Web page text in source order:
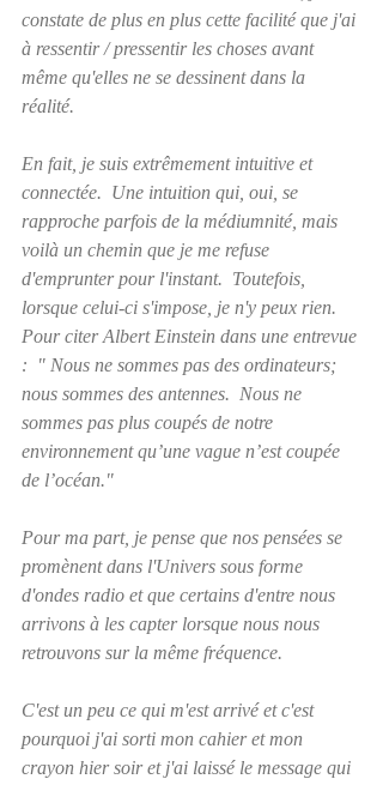
constate de plus en plus cette facilité que j'ai
à ressentir / pressentir les choses avant
même qu'elles ne se dessinent dans la
réalité.
En fait, je suis extrêmement intuitive et
connectée.  Une intuition qui, oui, se
rapproche parfois de la médiumnité, mais
voilà un chemin que je me refuse
d'emprunter pour l'instant.  Toutefois,
lorsque celui-ci s'impose, je n'y peux rien.
Pour citer Albert Einstein dans une entrevue
:  " Nous ne sommes pas des ordinateurs;
nous sommes des antennes.  Nous ne
sommes pas plus coupés de notre
environnement qu’une vague n’est coupée
de l’océan."
Pour ma part, je pense que nos pensées se
promènent dans l'Univers sous forme
d'ondes radio et que certains d'entre nous
arrivons à les capter lorsque nous nous
retrouvons sur la même fréquence.
C'est un peu ce qui m'est arrivé et c'est
pourquoi j'ai sorti mon cahier et mon
crayon hier soir et j'ai laissé le message qui